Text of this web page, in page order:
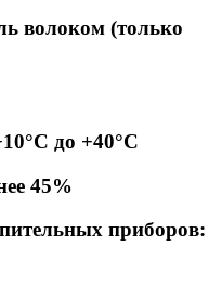
волоком (только
до +40°C
45%
приборов: